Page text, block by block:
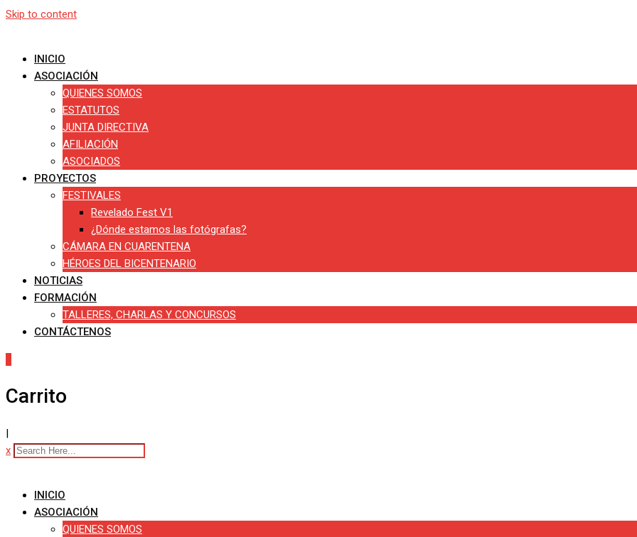
Skip to content
INICIO
ASOCIACIÓN
QUIENES SOMOS
ESTATUTOS
JUNTA DIRECTIVA
AFILIACIÓN
ASOCIADOS
PROYECTOS
FESTIVALES
Revelado Fest V1
¿Dónde estamos las fotógrafas?
CÁMARA EN CUARENTENA
HÉROES DEL BICENTENARIO
NOTICIAS
FORMACIÓN
TALLERES, CHARLAS Y CONCURSOS
CONTÁCTENOS
Carrito
x
INICIO
ASOCIACIÓN
QUIENES SOMOS